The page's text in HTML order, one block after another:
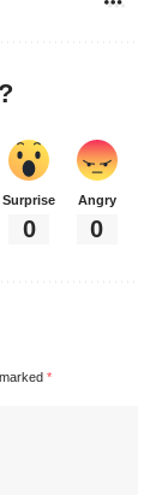
Surprise
0
Angry
0
*